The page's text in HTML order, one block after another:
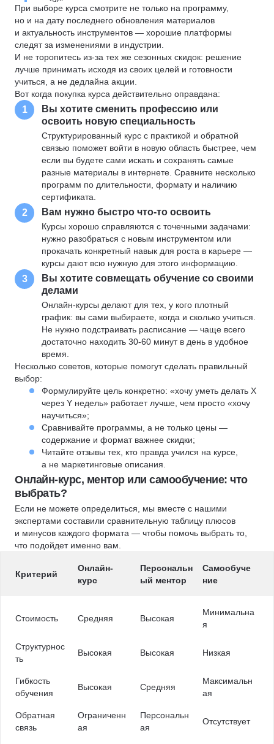
При выборе курса смотрите не только на программу,
но и на дату последнего обновления материалов
и актуальность инструментов — хорошие платформы
следят за изменениями в индустрии.
И не торопитесь из-за тех же сезонных скидок: решение
лучше принимать исходя из своих целей и готовности
учиться, а не дедлайна акции.
Вот когда покупка курса действительно оправдана:
1
Вы хотите сменить профессию или
освоить новую специальность
Структурированный курс с практикой и обратной
связью поможет войти в новую область быстрее, чем
если вы будете сами искать и сохранять самые
разные материалы в интернете. Сравните несколько
программ по длительности, формату и наличию
сертификата.
2 Вам нужно быстро что-то освоить
Курсы хорошо справляются с точечными задачами:
нужно разобраться с новым инструментом или
прокачать конкретный навык для роста в карьере —
курсы дают всю нужную для этого информацию.
3
Вы хотите совмещать обучение со своими
делами
Онлайн-курсы делают для тех, у кого плотный
график: вы сами выбираете, когда и сколько учиться.
Не нужно подстраивать расписание — чаще всего
достаточно находить 30-60 минут в день в удобное
время.
Несколько советов, которые помогут сделать правильный
выбор:
Формулируйте цель конкретно: «хочу уметь делать X
через Y недель» работает лучше, чем просто «хочу
научиться»;
Сравнивайте программы, а не только цены —
содержание и формат важнее скидки;
Читайте отзывы тех, кто правда учился на курсе,
а не маркетинговые описания.
Онлайн-курс, ментор или самообучение: что
выбрать?
Если не можете определиться, мы вместе с нашими
экспертами составили сравнительную таблицу плюсов
и минусов каждого формата — чтобы помочь выбрать то,
что подойдет именно вам.
Критерий
Онлайн-
курс
Персональн
ый ментор
Самообуче
ние
Стоимость Средняя Высокая
Минимальна
я
Структурнос
ть
Высокая Высокая Низкая
Гибкость
обучения
Высокая Средняя
Максимальн
ая
Обратная
связь
Ограниченн
ая
Персональн
ая
Отсутствует